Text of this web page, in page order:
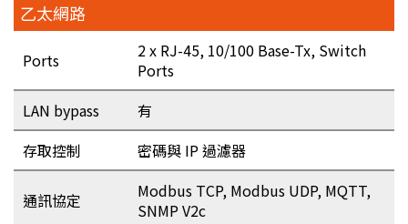
乙太網路
Ports
2 x RJ-45, 10/100 Base-Tx, Switch
Ports
LAN bypass
有
存取控制
密碼與 IP 過濾器
通訊協定
Modbus TCP, Modbus UDP, MQTT,
SNMP V2c